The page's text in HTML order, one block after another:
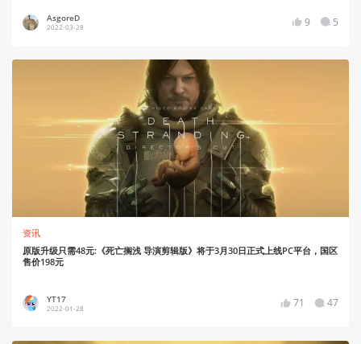
AsgoreD
2022-03-28 9 5
资讯
原版升级只需48元:《死亡搁浅 导演剪辑版》将于3月30日正式上线PC平台，国区
售价198元
YT17
2022-01-28 71 47